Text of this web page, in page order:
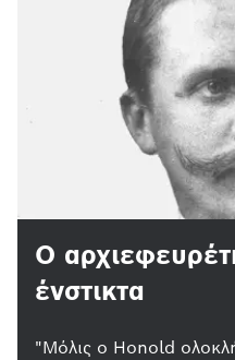
Ο
ένστικτα
"Μόλις ο Honold